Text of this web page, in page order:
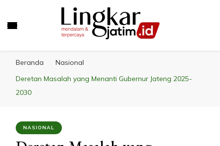
Beranda
Nasional
Deretan Masalah yang Menanti Gubernur Jateng 2025-
2030
NASIONAL